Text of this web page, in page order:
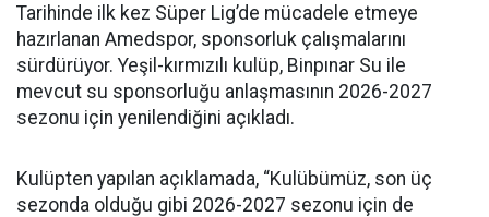
Tarihinde ilk kez Süper Lig’de mücadele etmeye
hazırlanan Amedspor, sponsorluk çalışmalarını
sürdürüyor. Yeşil-kırmızılı kulüp, Binpınar Su ile
mevcut su sponsorluğu anlaşmasının 2026-2027
sezonu için yenilendiğini açıkladı.
Kulüpten yapılan açıklamada, “Kulübümüz, son üç
sezonda olduğu gibi 2026-2027 sezonu için de